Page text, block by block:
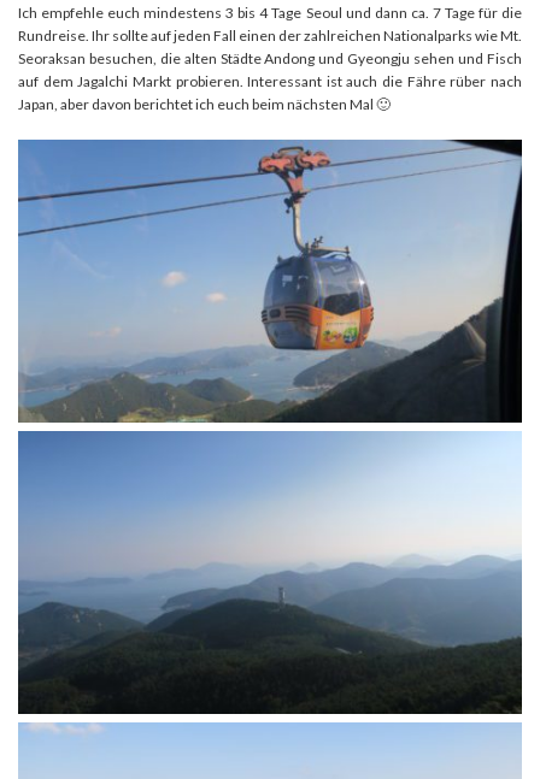
Ich empfehle euch mindestens 3 bis 4 Tage Seoul und dann ca. 7 Tage für die
Rundreise. Ihr sollte auf jeden Fall einen der zahlreichen Nationalparks wie Mt.
Seoraksan besuchen, die alten Städte Andong und Gyeongju sehen und Fisch
auf dem Jagalchi Markt probieren. Interessant ist auch die Fähre rüber nach
Japan, aber davon berichtet ich euch beim nächsten Mal 🙂